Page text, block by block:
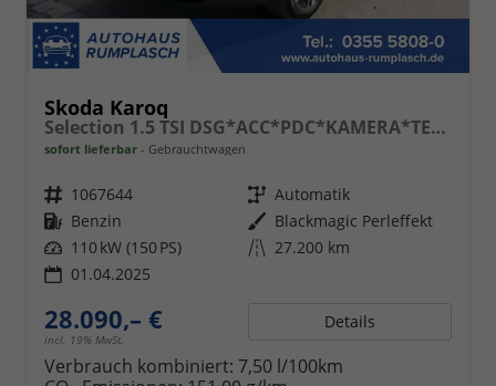
Skoda Karoq
Selection 1.5 TSI DSG*ACC*PDC*KAMERA*TEMPOMAT*LED*SMARTLINK*KLIMA*RADIO*17-ZOLL
sofort lieferbar Gebrauchtwagen
Fahrzeugnr. 1067644 Getriebe Automatik
Kraftstoff Benzin Außenfarbe Blackmagic Perleffekt
Leistung 110 kW (150 PS) Kilometerstand 27.200 km
01.04.2025
28.090,– €
incl. 19% MwSt.
Details
Verbrauch kombiniert: 7,50 l/100km